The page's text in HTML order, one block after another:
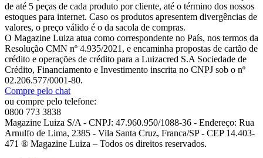
de até 5 peças de cada produto por cliente, até o término dos nossos
estoques para internet. Caso os produtos apresentem divergências de
valores, o preço válido é o da sacola de compras.
O Magazine Luiza atua como correspondente no País, nos termos da
Resolução CMN nº 4.935/2021, e encaminha propostas de cartão de
crédito e operações de crédito para a Luizacred S.A Sociedade de
Crédito, Financiamento e Investimento inscrita no CNPJ sob o nº
02.206.577/0001-80.
Compre pelo chat
ou compre pelo telefone:
0800 773 3838
Magazine Luiza S/A - CNPJ: 47.960.950/1088-36 - Endereço: Rua
Arnulfo de Lima, 2385 - Vila Santa Cruz, Franca/SP - CEP 14.403-
471 ® Magazine Luiza – Todos os direitos reservados.